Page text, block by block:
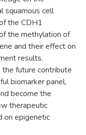
squamous cell
the CDH1
the methylation of
and their effect on
results.
the future contribute
biomarker panel,
become the
therapeutic
on epigenetic